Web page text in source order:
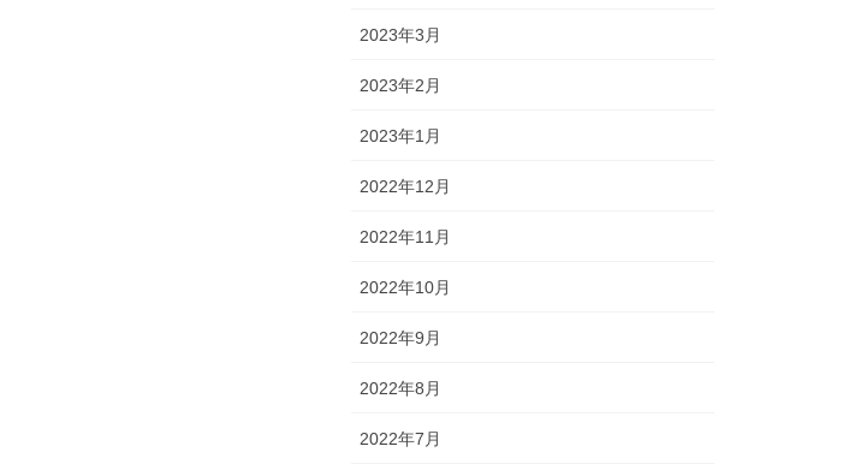
2023年3月
2023年2月
2023年1月
2022年12月
2022年11月
2022年10月
2022年9月
2022年8月
2022年7月